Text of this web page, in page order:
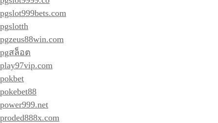
pgslot999bets.com
pgslotth
pgzeus88win.com
pgสล็อต
play97vip.com
pokbet
pokebet88
power999.net
proded888x.com